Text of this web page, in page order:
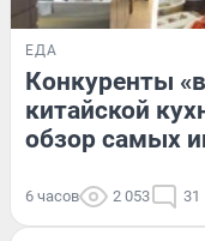
ЕДА
Конкуренты
китайской
обзор самых
6 часов 2 053 31